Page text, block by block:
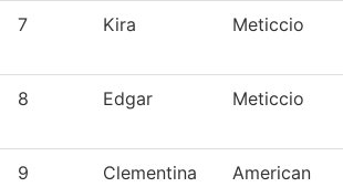
7 Kira Meticcio
8 Edgar Meticcio
9 Clementina
American